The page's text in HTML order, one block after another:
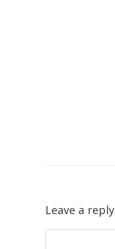
Leave a reply